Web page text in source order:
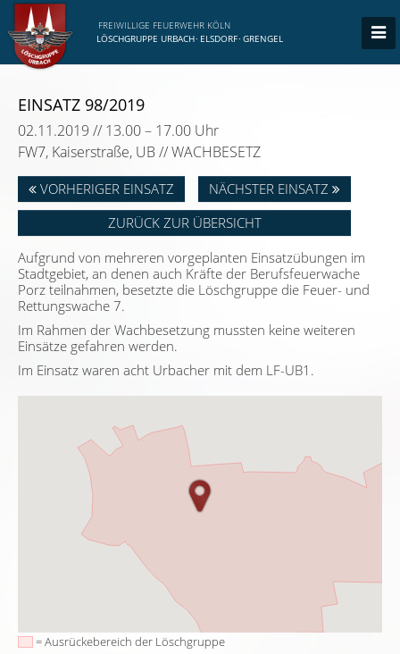
FREIWILLIGE FEUERWEHR KÖLN
LÖSCHGRUPPE URBACH· ELSDORF· GRENGEL
EINSATZ 98/2019
02.11.2019 // 13.00 – 17.00 Uhr
FW7, Kaiserstraße, UB // WACHBESETZ
VORHERIGER EINSATZ
NÄCHSTER EINSATZ
ZURÜCK ZUR ÜBERSICHT
Aufgrund von mehreren vorgeplanten Einsatzübungen im
Stadtgebiet, an denen auch Kräfte der Berufsfeuerwache
Porz teilnahmen, besetzte die Löschgruppe die Feuer- und
Rettungswache 7.
Im Rahmen der Wachbesetzung mussten keine weiteren
Einsätze gefahren werden.
Im Einsatz waren acht Urbacher mit dem LF-UB1.
= Ausrückebereich der Löschgruppe